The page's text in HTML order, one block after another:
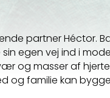
partner Héctor.
egen vej ind i
og masser af hjerte
og familie kan